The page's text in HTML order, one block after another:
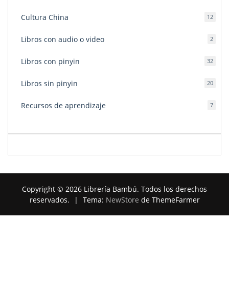
Cultura China 1212
Libros con audio o video 22
Libros con pinyin 3232
Libros sin pinyin 2020
Recursos de aprendizaje 77
Copyright © 2026 Librería Bambú. Todos los derechos
reservados.
| Tema: NewStore de ThemeFarmer